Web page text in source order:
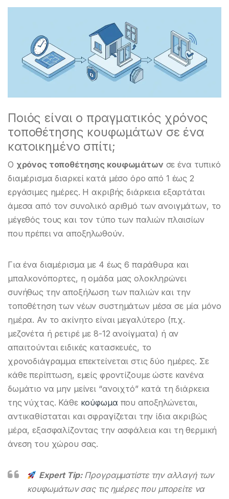
Ποιός είναι ο πραγματικός χρόνος
τοποθέτησης κουφωμάτων σε ένα
κατοικημένο σπίτι;
Ο χρόνος τοποθέτησης κουφωμάτων σε ένα τυπικό
διαμέρισμα διαρκεί κατά μέσο όρο από 1 έως 2
εργάσιμες ημέρες. Η ακριβής διάρκεια εξαρτάται
άμεσα από τον συνολικό αριθμό των ανοιγμάτων, το
μέγεθός τους και τον τύπο των παλιών πλαισίων
που πρέπει να αποξηλωθούν.
Για ένα διαμέρισμα με 4 έως 6 παράθυρα και
μπαλκονόπορτες, η ομάδα μας ολοκληρώνει
συνήθως την αποξήλωση των παλιών και την
τοποθέτηση των νέων συστημάτων μέσα σε μία μόνο
ημέρα. Αν το ακίνητο είναι μεγαλύτερο (π.χ.
μεζονέτα ή ρετιρέ με 8-12 ανοίγματα) ή αν
απαιτούνται ειδικές κατασκευές, το
χρονοδιάγραμμα επεκτείνεται στις δύο ημέρες. Σε
κάθε περίπτωση, εμείς φροντίζουμε ώστε κανένα
δωμάτιο να μην μείνει “ανοιχτό” κατά τη διάρκεια
της νύχτας. Κάθε κούφωμα που αποξηλώνεται,
αντικαθίσταται και σφραγίζεται την ίδια ακριβώς
μέρα, εξασφαλίζοντας την ασφάλεια και τη θερμική
άνεση του χώρου σας.
Expert Tip:Προγραμματίστε την αλλαγή των
κουφωμάτων σας τις ημέρες που μπορείτε να